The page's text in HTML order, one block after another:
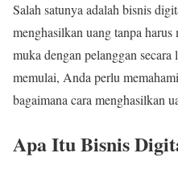
Salah satunya adalah bisnis
menghasilkan uang tanpa
muka dengan pelanggan
memulai, Anda perlu
bagaimana cara menghasilkan
Apa Itu Bisnis